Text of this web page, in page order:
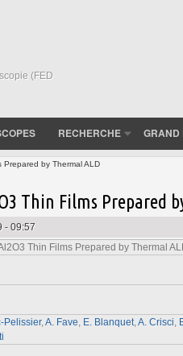
(FED
RECHERCHE GRAND
Prepared by Thermal ALD
Thin Films Prepared
- 09:57
Thin Films Prepared by Thermal
Pelissier, A. Fave E. Blanquet A. Crisci